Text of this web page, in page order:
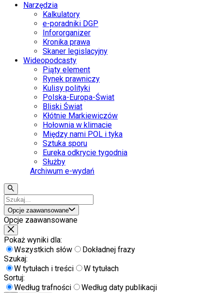
Narzędzia
Kalkulatory
e-poradniki DGP
Infororganizer
Kronika prawa
Skaner legislacyjny
Wideopodcasty
Piąty element
Rynek prawniczy
Kulisy polityki
Polska-Europa-Świat
Bliski Świat
Kłótnie Markiewiczów
Hołownia w klimacie
Między nami POL i tyka
Sztuka sporu
Eureka odkrycie tygodnia
Służby
Archiwum e-wydań
Opcje zaawansowane
Opcje zaawansowane
Pokaż wyniki dla:
Wszystkich słów
Dokładnej frazy
Szukaj:
W tytułach i treści
W tytułach
Sortuj:
Według trafności
Według daty publikacji